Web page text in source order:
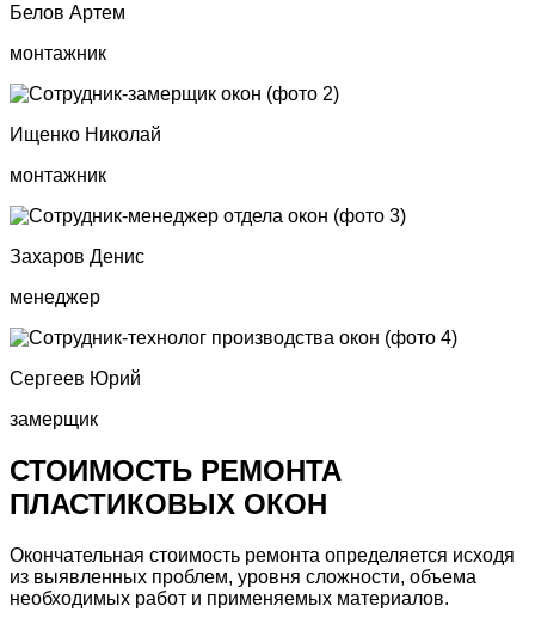
Белов Артем
монтажник
Ищенко Николай
монтажник
Захаров Денис
менеджер
Сергеев Юрий
замерщик
СТОИМОСТЬ РЕМОНТА
ПЛАСТИКОВЫХ ОКОН
Окончательная стоимость ремонта определяется исходя
из выявленных проблем, уровня сложности, объема
необходимых работ и применяемых материалов.